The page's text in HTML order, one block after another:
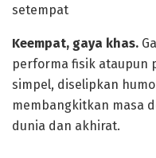
setempat
Keempat, gaya khas.
performa fisik ataupun
simpel, diselipkan
membangkitkan masa
dunia dan akhirat.